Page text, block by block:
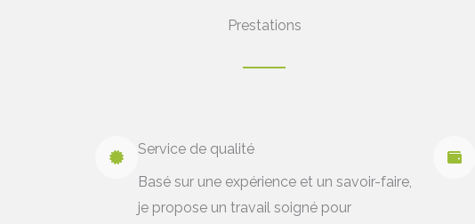
Prestations
Service de qualité
Basé sur une expérience et un savoir-faire,
je propose un travail soigné pour